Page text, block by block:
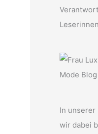
In unserer
wir dabei